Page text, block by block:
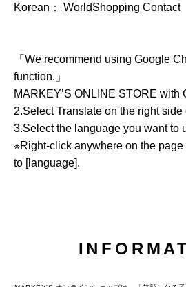
Korean： WorldShopping Contact
「We recommend using Google
function.」
MARKEY’S ONLINE STORE with
2.Select Translate on the right side
3.Select the language you want to
※Right-click anywhere on the
to [language].